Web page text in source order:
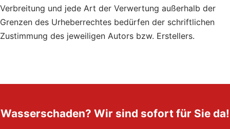
Verbreitung und jede Art der Verwertung außerhalb der
Grenzen des Urheberrechtes bedürfen der schriftlichen
Zustimmung des jeweiligen Autors bzw. Erstellers.
Wasserschaden? Wir sind sofort für Sie da!